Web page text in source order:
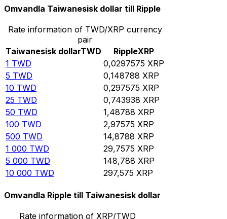
Omvandla Taiwanesisk dollar till Ripple
Rate information of TWD/XRP currency
pair
Taiwanesisk dollarTWD RippleXRP
1 TWD 0,0297575 XRP
5 TWD 0,148788 XRP
10 TWD 0,297575 XRP
25 TWD 0,743938 XRP
50 TWD 1,48788 XRP
100 TWD 2,97575 XRP
500 TWD 14,8788 XRP
1 000 TWD 29,7575 XRP
5 000 TWD 148,788 XRP
10 000 TWD 297,575 XRP
Omvandla Ripple till Taiwanesisk dollar
Rate information of XRP/TWD